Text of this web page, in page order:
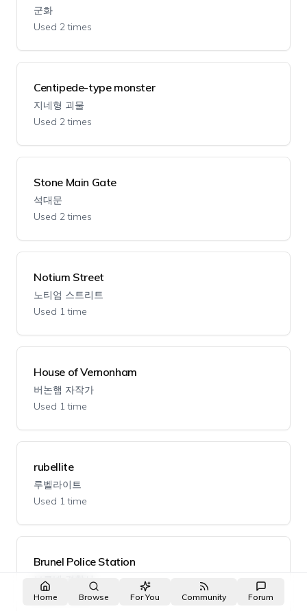
Home Browse For You Community Forum
군화
Used 2 times
Centipede-type monster
지네형 괴물
Used 2 times
Stone Main Gate
석대문
Used 2 times
Notium Street
노티엄 스트리트
Used 1 time
House of Vernonham
버논햄 자작가
Used 1 time
rubellite
루벨라이트
Used 1 time
Brunel Police Station
브루넬 경찰서
Used 1 time